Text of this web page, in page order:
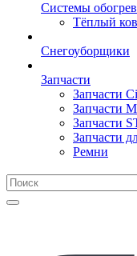
Системы
Тёплый
Снегоуборщики
Запчасти
Запчасти
Запчасти
Запчасти
Запчасти
Ремни